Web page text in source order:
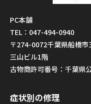
PC本舗
TEL：047-494-0940
〒274-0072千葉県船橋
三山ビル1階
古物商許可番号：千葉県
症状別の修理